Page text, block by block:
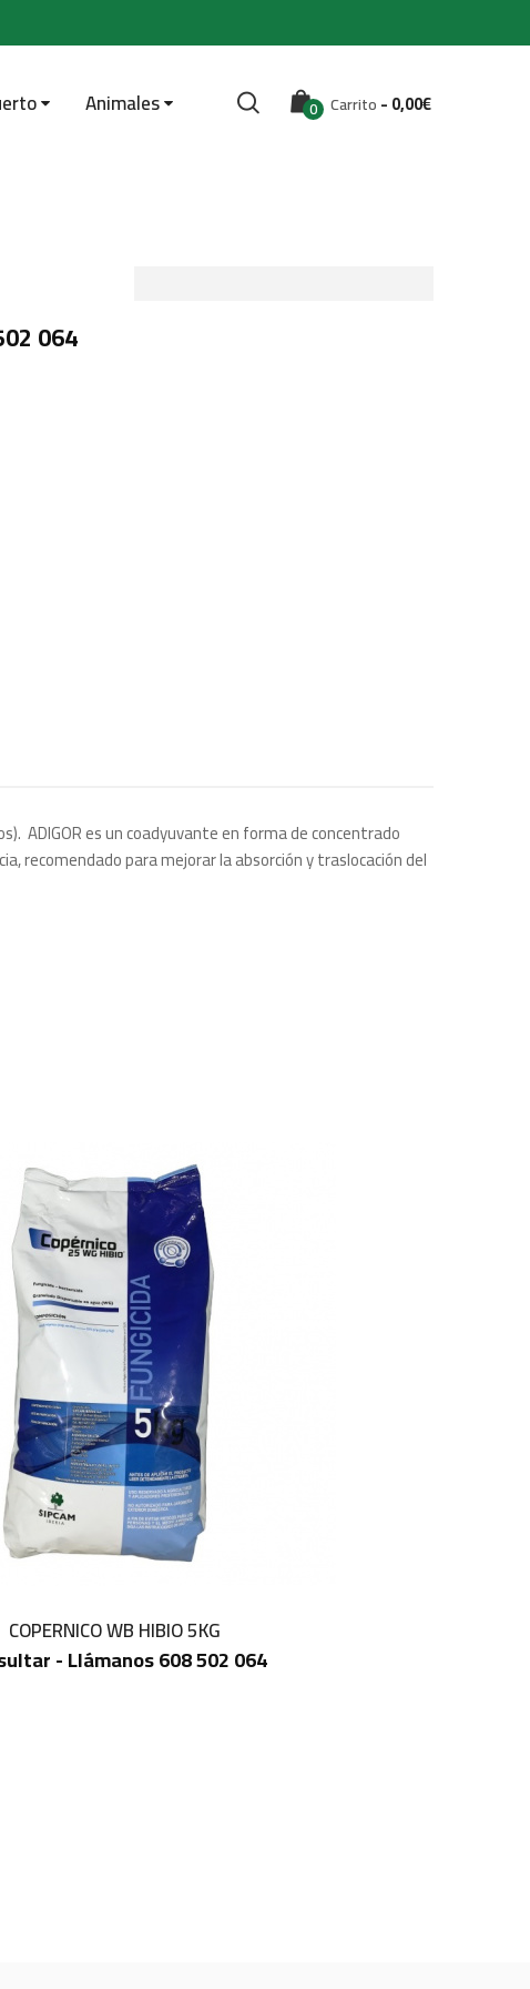
Animales 0 Carrito-0,00€
064
ADIGOR es un coadyuvante en forma de concentrado
recomendado para mejorar la absorción y traslocación del
IN STOCK
COPERNICO WB HIBIO 5KG
- Llámanos 608 502 064